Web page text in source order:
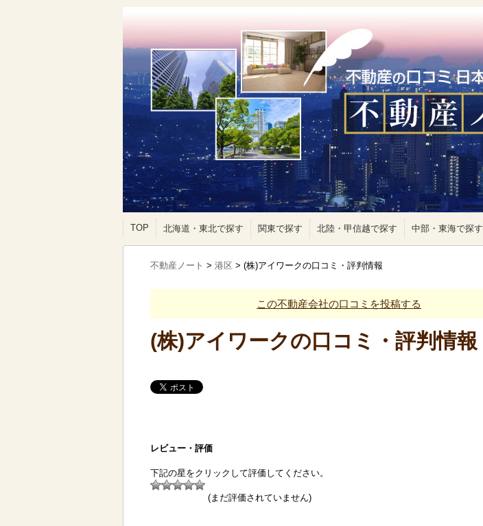
TOP 北海道・東北で探す 関東で探す 北陸・甲信越で探す 中部・東海で探す
不動産ノート > 港区 > (株)アイワークの口コミ・評判情報
この不動産会社の口コミを投稿する
(株)アイワークの口コミ・評判情報
レビュー・評価
下記の星をクリックして評価してください。
(まだ評価されていません)